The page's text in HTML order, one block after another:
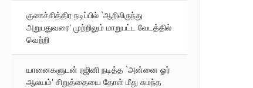
குணச்சித்திர நடிப்பில் `ஆறிலிருந்து
அறுபதுவரை' முற்றிலும் மாறுபட்ட வேடத்தில்
வெற்றி
யானைகளுடன் ரஜினி நடித்த `அன்னை ஓர்
ஆலயம்' சிறுத்தையை தோள் மீது சுமந்த